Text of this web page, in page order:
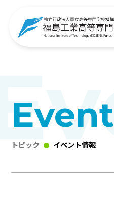
Event
トピック イベント情報